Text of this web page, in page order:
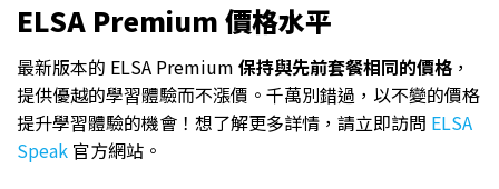
ELSA Premium 價格水平
最新版本的 ELSA Premium 保持與先前套餐相同的價格 ，
提供優越的學習體驗而不漲價。千萬別錯過，以不變的價格
提升學習體驗的機會！想了解更多詳情，請立即訪問 ELSA
Speak 官方網站。